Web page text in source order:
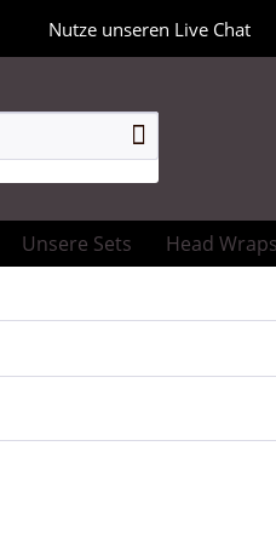
Nutze unseren Live Chat
Unsere Sets Head Wraps